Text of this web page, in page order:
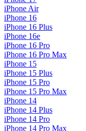
iPhone Air
iPhone 16
iPhone 16 Plus
iPhone 16e
iPhone 16 Pro
iPhone 16 Pro Max
iPhone 15
iPhone 15 Plus
iPhone 15 Pro
iPhone 15 Pro Max
iPhone 14
iPhone 14 Plus
iPhone 14 Pro
iPhone 14 Pro Max